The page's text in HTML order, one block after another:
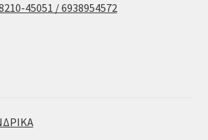
45051 / 6938954572